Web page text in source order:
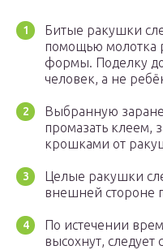
Битые ракушки
помощью молотка
формы. Поделку
человек, а не
Выбранную
промазать клеем,
крошками от
Целые ракушки
внешней стороне
По истечении
высохнут, следует